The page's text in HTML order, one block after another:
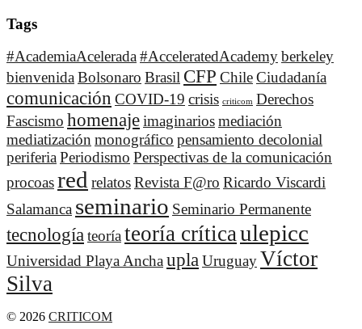
Tags
#AcademiaAcelerada#AcceleratedAcademyberkeley
bienvenidaBolsonaro Brasil CFP ChileCiudadanía
comunicación COVID-19 crisis criticom Derechos
Fascismo homenajeimaginariosmediación
mediatización monográfico pensamiento decolonial
periferiaPeriodismo Perspectivas de la comunicación
procoasred relatosRevista F@ro Ricardo Viscardi
Salamanca seminario Seminario Permanente
tecnologíateoríateoría críticaulepicc
Universidad Playa AnchauplaUruguayVíctor
Silva
© 2026 CRITICOM